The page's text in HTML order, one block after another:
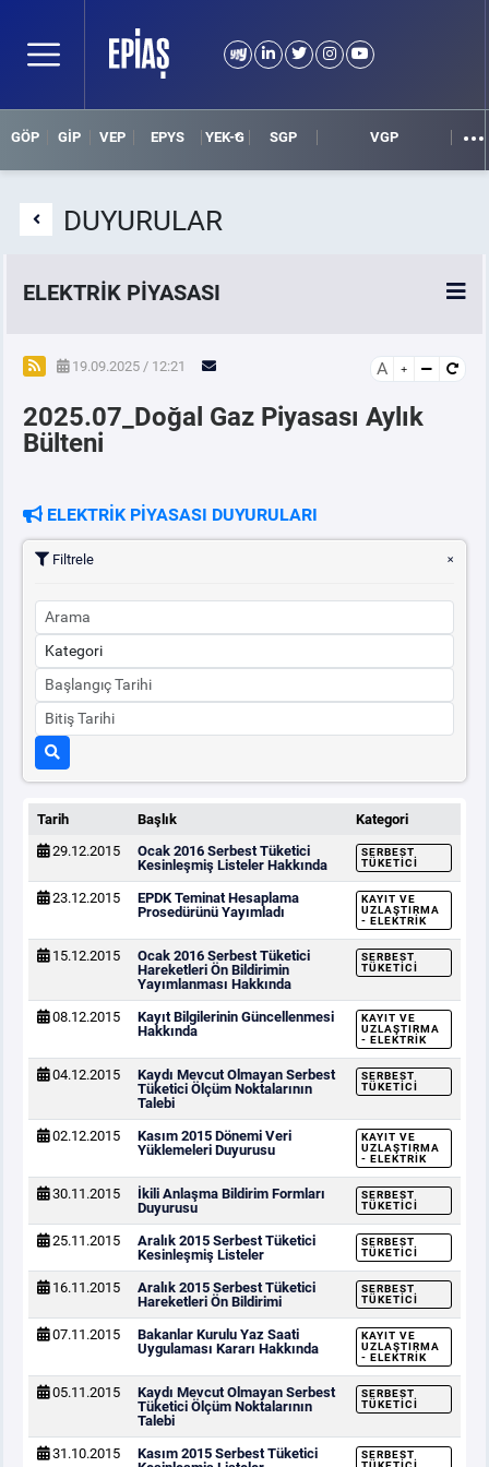
GÖP GİP VEP EPYS YEK-G SGP VGP
DUYURULAR
ELEKTRİK PİYASASI
SPOT ELEKTRİK PİYASALARI
ÖRNEK FİNANS BELGELERİ
PİYASAKAYITSÜRECİ
SERBEST TÜKETİCİ
MALİ UZLAŞTIRMA
TEMİNAT
BÜLTENLER
DUYURULAR
BT HİZMET YÖNETİM SİSTEMİ POLİTİKAMIZ
19.09.2025 / 12:21 A
2025.07_Doğal Gaz Piyasası Aylık
Bülteni
ELEKTRİK PİYASASI DUYURULARI
Filtrele
Tarih Başlık
Kategori
29.12.2015
Ocak 2016 Serbest Tüketici
Kesinleşmiş Listeler Hakkında
SERBEST
TÜKETICI
23.12.2015
EPDK Teminat Hesaplama
Prosedürünü Yayımladı
KAYIT VE
UZLAŞTIRMA
- ELEKTRIK
15.12.2015
Ocak 2016 Serbest Tüketici
Hareketleri Ön Bildirimin
Yayımlanması Hakkında
SERBEST
TÜKETICI
08.12.2015
Kayıt Bilgilerinin Güncellenmesi
Hakkında
KAYIT VE
UZLAŞTIRMA
- ELEKTRIK
04.12.2015
Kaydı Mevcut Olmayan Serbest
Tüketici Ölçüm Noktalarının
Talebi
SERBEST
TÜKETICI
02.12.2015
Kasım 2015 Dönemi Veri
Yüklemeleri Duyurusu
KAYIT VE
UZLAŞTIRMA
- ELEKTRIK
30.11.2015
İkili Anlaşma Bildirim Formları
Duyurusu
SERBEST
TÜKETICI
25.11.2015
Aralık 2015 Serbest Tüketici
Kesinleşmiş Listeler
SERBEST
TÜKETICI
16.11.2015
Aralık 2015 Serbest Tüketici
Hareketleri Ön Bildirimi
SERBEST
TÜKETICI
07.11.2015
Bakanlar Kurulu Yaz Saati
Uygulaması Kararı Hakkında
KAYIT VE
UZLAŞTIRMA
- ELEKTRIK
05.11.2015
Kaydı Mevcut Olmayan Serbest
Tüketici Ölçüm Noktalarının
Talebi
SERBEST
TÜKETICI
31.10.2015
Kasım 2015 Serbest Tüketici
SERBEST